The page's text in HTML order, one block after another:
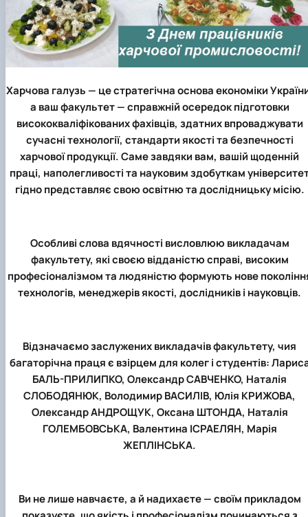
Харчова галузь — це стратегічна основа економіки
а ваш факультет — справжній осередок підготовки
висококваліфікованих фахівців, здатних впроваджувати
сучасні технології, стандарти якості та безпечності
харчової продукції. Саме завдяки вам, вашій щоденній
праці, наполегливості та науковим здобуткам
гідно представляє свою освітню та дослідницьку місію.
Особливі слова вдячності висловлюю викладачам
факультету, які своєю відданістю справі, високим
професіоналізмом та людяністю формують нове
технологів, менеджерів якості, дослідників і науковців.
Відзначаємо заслужених викладачів факультету, чия
багаторічна праця є взірцем для колег і студентів:
БАЛЬ-ПРИЛИПКО, Олександр САВЧЕНКО, Наталія
СЛОБОДЯНЮК, Володимир ВАСИЛІВ, Юлія КРИЖОВА,
Олександр АНДРОЩУК, Оксана ШТОНДА, Наталія
ГОЛЕМБОВСЬКА, Валентина ІСРАЕЛЯН, Марія
ЖЕПЛІНСЬКА.
Ви не лише навчаєте, а й надихаєте — своїм прикладом